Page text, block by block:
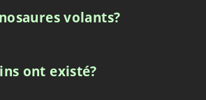
volants?
ont existé?